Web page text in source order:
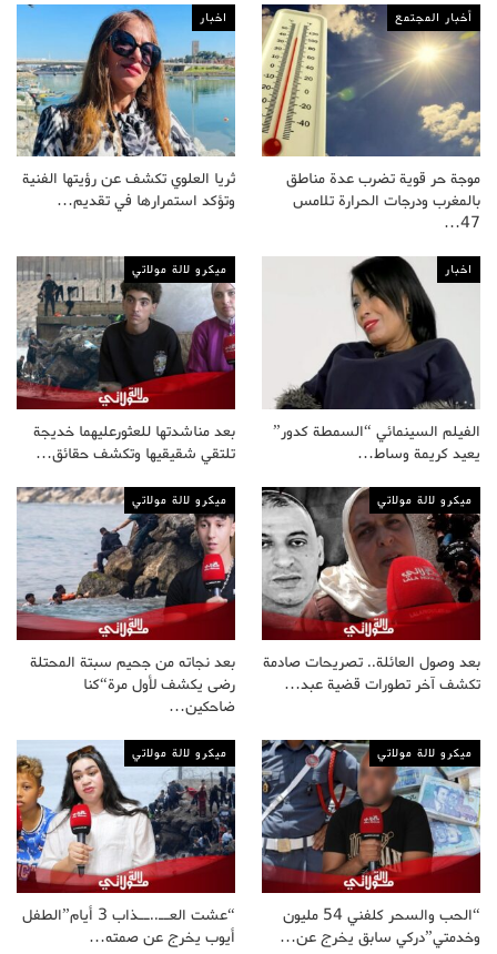
أخبار المجتمع
موجة حر قوية تضرب عدة مناطق
بالمغرب ودرجات الحرارة تلامس
47…
اخبار
ثريا العلوي تكشف عن رؤيتها الفنية
وتؤكد استمرارها في تقديم…
اخبار
الفيلم السينمائي “السمطة كدور”
يعيد كريمة وساط…
ميكرو لالة مولاتي
بعد مناشدتها للعثورعليهما خديجة
تلتقي شقيقيها وتكشف حقائق…
ميكرو لالة مولاتي
بعد وصول العائلة.. تصريحات صادمة
تكشف آخر تطورات قضية عبد…
ميكرو لالة مولاتي
بعد نجاته من جحيم سبتة المحتلة
رضى يكشف لأول مرة“كنا
ضاحكين…
ميكرو لالة مولاتي
“الحب والسحر كلفني 54 مليون
وخدمتي”دركي سابق يخرج عن…
ميكرو لالة مولاتي
“عشت العــ..ــذاب 3 أيام”الطفل
أيوب يخرج عن صمته…